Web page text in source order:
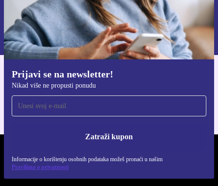
Prijavi se na newsletter!
Nikad više ne propusti ponudu
Zatraži kupon
Informacije o korištenju osobnih podataka možeš pronaći u našim
Pravilima o privatnosti
Zatraži kupon
Informacije o korištenju osobnih podataka možeš pronaći u našim
Pravilima privatnosti.
Preuzmi refurbed aplikaciju
Za iOS i Android